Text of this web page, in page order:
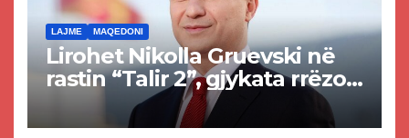
LAJME MAQEDONI
Lirohet Nikolla Gruevski në
rastin “Talir 2”, gjykata rrëzon
akuzat për ndërtimin e
paligjshëm të selisë së